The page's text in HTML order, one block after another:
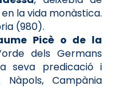
la vida monàstica.
(980).
Picè o de la
dels Germans
seva predicació i
Campània